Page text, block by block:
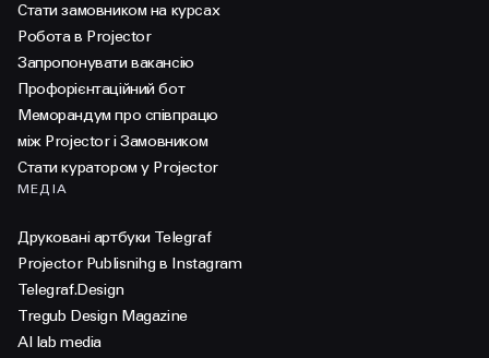
Стати замовником на курсах
Робота в Projector
Запропонувати вакансію
Профорієнтаційний бот
Меморандум про співпрацю
між Projector і Замовником
Стати куратором у Projector
МЕДІА
Друковані артбуки Telegraf
Projector Publisnihg в Instagram
Telegraf.Design
Tregub Design Magazine
AI lab media